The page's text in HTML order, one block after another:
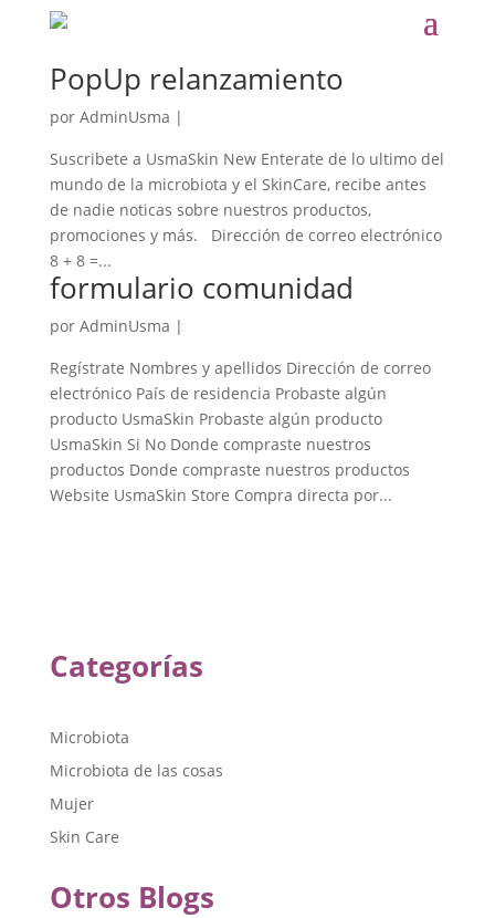
PopUp relanzamiento
por AdminUsma |
Suscribete a UsmaSkin New Enterate de lo ultimo del
mundo de la microbiota y el SkinCare, recibe antes
de nadie noticas sobre nuestros productos,
promociones y más. Dirección de correo electrónico
8 + 8 =...
formulario comunidad
por AdminUsma |
Regístrate Nombres y apellidos Dirección de correo
electrónico País de residencia Probaste algún
producto UsmaSkin Probaste algún producto
UsmaSkin Si No Donde compraste nuestros
productos Donde compraste nuestros productos
Website UsmaSkin Store Compra directa por...
Categorías
Microbiota
Microbiota de las cosas
Mujer
Skin Care
Otros Blogs